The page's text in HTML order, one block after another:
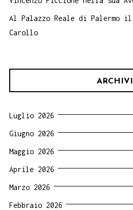
Al Palazzo Reale di Palermo
Carollo
ARCHIVI
Luglio 2026
Giugno 2026
Maggio 2026
Aprile 2026
Marzo 2026
Febbraio 2026